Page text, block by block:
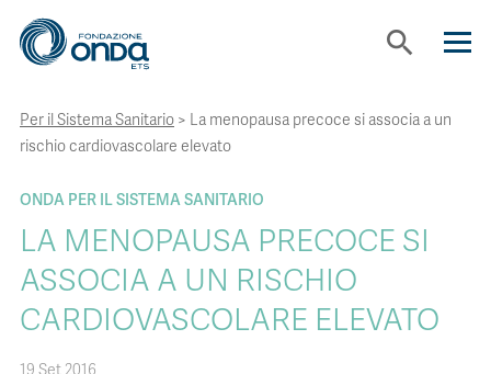
search
CHI SIAMO
CON CHI LAVORIAMO
STRUMENTI
Per il Sistema Sanitario > La menopausa precoce si associa a un
rischio cardiovascolare elevato
ONDA PER IL SISTEMA SANITARIO
LA MENOPAUSA PRECOCE SI
ASSOCIA A UN RISCHIO
CARDIOVASCOLARE ELEVATO
19 Set 2016